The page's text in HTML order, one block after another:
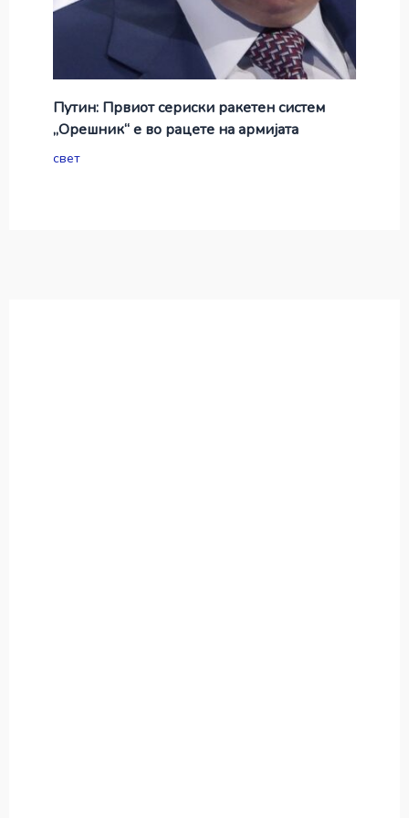
Путин: Првиот сериски ракетен систем
„Орешник“ е во рацете на армијата
свет